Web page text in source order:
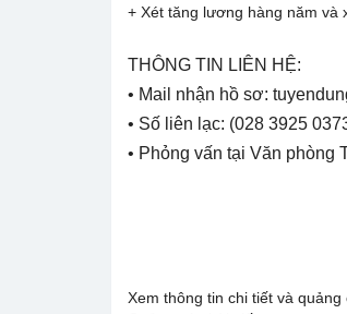
+ Xét tăng lương hàng năm và
THÔNG TIN LIÊN HỆ:
• Mail nhận hồ sơ:
• Số liên lạc: (028 3925
• Phỏng vấn tại Văn phòng
Xem thông tin chi tiết và quảng